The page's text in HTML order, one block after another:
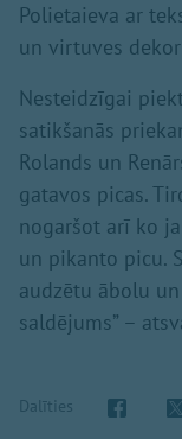
Polietaieva ar
un virtuves
Nesteidzīgai
satikšanās
Rolands un
gatavos picas.
nogaršot arī ko
un pikanto picu.
audzētu ābolu
saldējums” –
Dalīties